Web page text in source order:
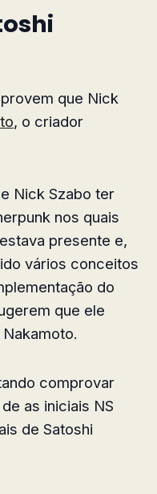
que Nick
, o criador
Nick Szabo ter
nos quais
presente e,
vários conceitos
do
que ele
comprovar
as iniciais NS
de Satoshi